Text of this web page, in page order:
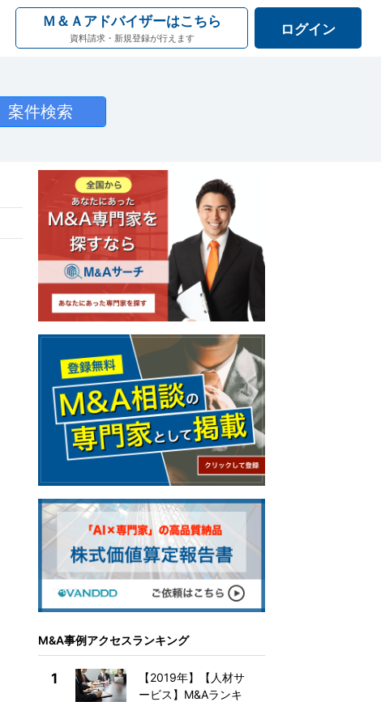
Ｍ＆Ａアドバイザーはこちら
資料請求・新規登録が行えます
ログイン
M&A事例アクセスランキング
1
【2019年】【人材サ
ービス】M&Aランキ